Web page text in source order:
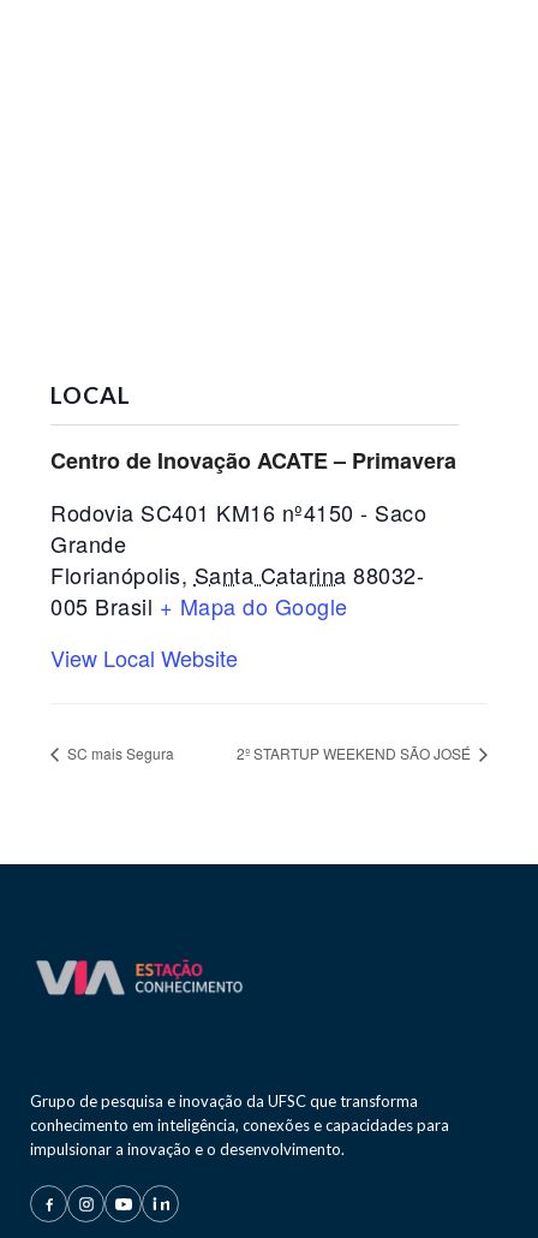
LOCAL
Centro de Inovação ACATE – Primavera
Rodovia SC401 KM16 nº4150 - Saco
Grande
Florianópolis, Santa Catarina 88032-
005 Brasil + Mapa do Google
View Local Website
SC mais Segura 2º STARTUP WEEKEND SÃO JOSÉ
Grupo de pesquisa e inovação da UFSC que transforma
conhecimento em inteligência, conexões e capacidades para
impulsionar a inovação e o desenvolvimento.